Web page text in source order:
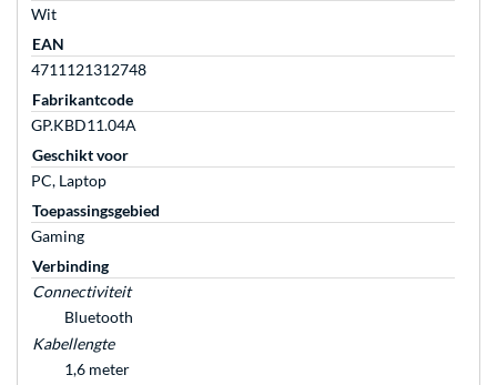
Wit
EAN
4711121312748
Fabrikantcode
GP.KBD11.04A
Geschikt voor
PC, Laptop
Toepassingsgebied
Gaming
Verbinding
Connectiviteit
Bluetooth
Kabellengte
1,6 meter